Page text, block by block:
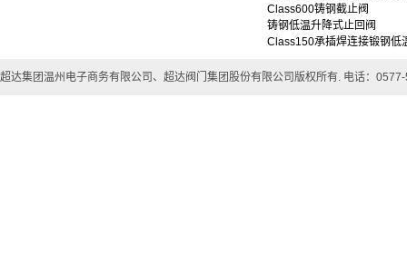
Class600铸钢截止阀
铸钢低温升降式止回阀
Class150承插焊连接锻钢低
超达集团温州电子商务有限公司、超达阀门集团股份有限公司版权所有. 电话：